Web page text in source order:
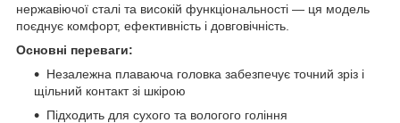
нержавіючої сталі та високій функціональності — ця модель
поєднує комфорт, ефективність і довговічність.
Основні переваги:
Незалежна плаваюча головка забезпечує точний зріз і
щільний контакт зі шкірою
Підходить для сухого та вологого гоління